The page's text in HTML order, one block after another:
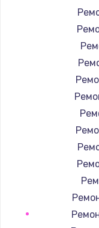
Замена /